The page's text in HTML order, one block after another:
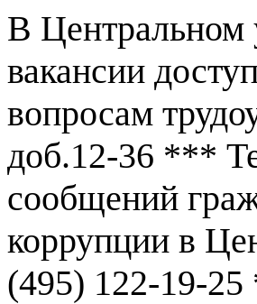
В Центральном
вакансии
вопросам
доб.12-36 ***
сообщений
коррупции в
(495) 122-19-